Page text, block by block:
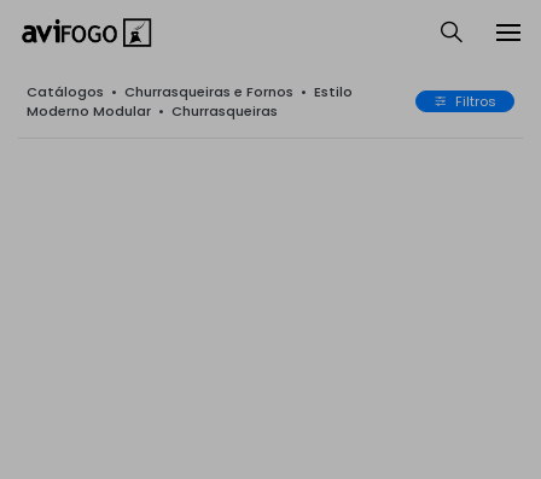
Catálogos • Churrasqueiras e Fornos • Estilo
Moderno Modular • Churrasqueiras Filtros